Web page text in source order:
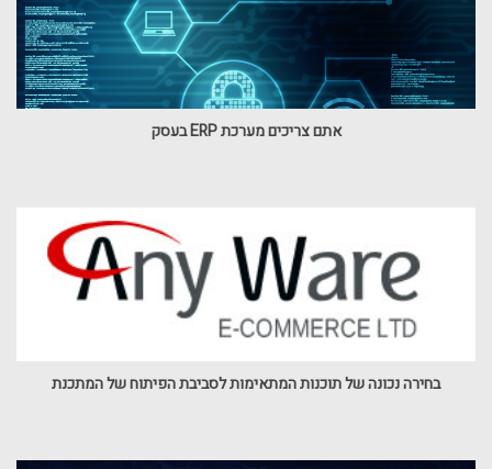
אתם צריכים מערכת ERP בעסק
בחירה נכונה של תוכנות המתאימות לסביבת הפיתוח של המתכנת